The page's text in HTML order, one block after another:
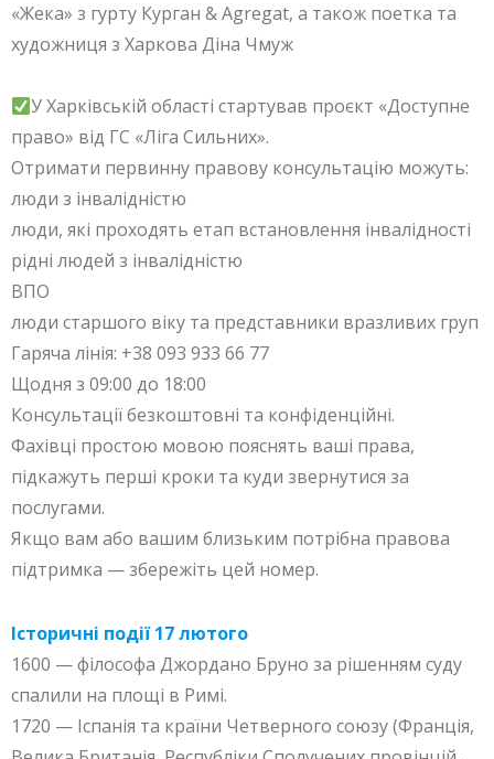
«Жека» з гурту Курган & Agregat, а також поетка та
художниця з Харкова Діна Чмуж
У Харківській області стартував проєкт «Доступне
право» від ГС «Ліга Сильних».
Отримати первинну правову консультацію можуть:
люди з інвалідністю
люди, які проходять етап встановлення інвалідності
рідні людей з інвалідністю
ВПО
люди старшого віку та представники вразливих груп
Гаряча лінія: +38 093 933 66 77
Щодня з 09:00 до 18:00
Консультації безкоштовні та конфіденційні.
Фахівці простою мовою пояснять ваші права,
підкажуть перші кроки та куди звернутися за
послугами.
Якщо вам або вашим близьким потрібна правова
підтримка — збережіть цей номер.
Історичні події 17 лютого
1600 — філософа Джордано Бруно за рішенням суду
спалили на площі в Римі.
1720 — Іспанія та країни Четверного союзу (Франція,